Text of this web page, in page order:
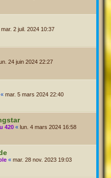
mar. 2 juil. 2024 10:37
24 juin 2024 22:27
« mar. 5 mars 2024 22:40
420 « lun. 4 mars 2024 16:58
« mar. 28 nov. 2023 19:03